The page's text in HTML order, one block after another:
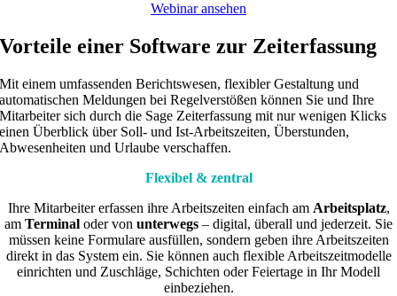
Webinar ansehen
Vorteile einer Software zur Zeiterfassung
Mit einem umfassenden Berichtswesen, flexibler Gestaltung und
automatischen Meldungen bei Regelverstößen können Sie und Ihre
Mitarbeiter sich durch die Sage Zeiterfassung mit nur wenigen Klicks
einen Überblick über Soll- und Ist-Arbeitszeiten, Überstunden,
Abwesenheiten und Urlaube verschaffen.
Flexibel & zentral
Ihre Mitarbeiter erfassen ihre Arbeitszeiten einfach am Arbeitsplatz,
am Terminal oder von unterwegs – digital, überall und jederzeit. Sie
müssen keine Formulare ausfüllen, sondern geben ihre Arbeitszeiten
direkt in das System ein. Sie können auch flexible Arbeitszeitmodelle
einrichten und Zuschläge, Schichten oder Feiertage in Ihr Modell
einbeziehen.